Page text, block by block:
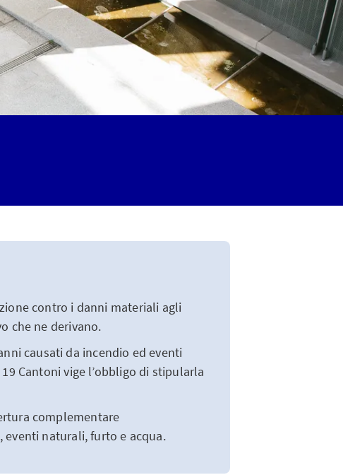
contro i danni materiali agli
che ne derivano.
causati da incendio ed eventi
Cantoni vige l’obbligo di stipularla
complementare
eventi naturali, furto e acqua.